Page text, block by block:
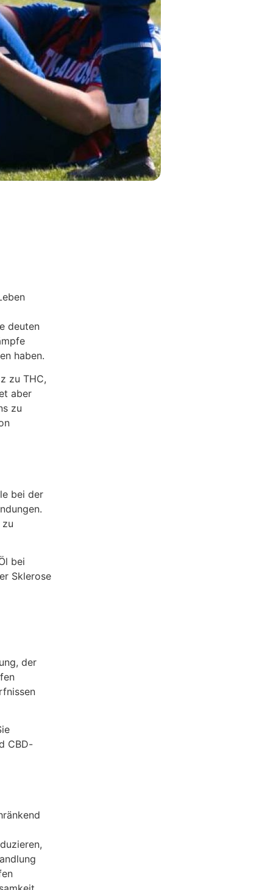
deuten
haben.
zu THC,
aber
zu
bei der
bei
Sklerose
der
CBD-